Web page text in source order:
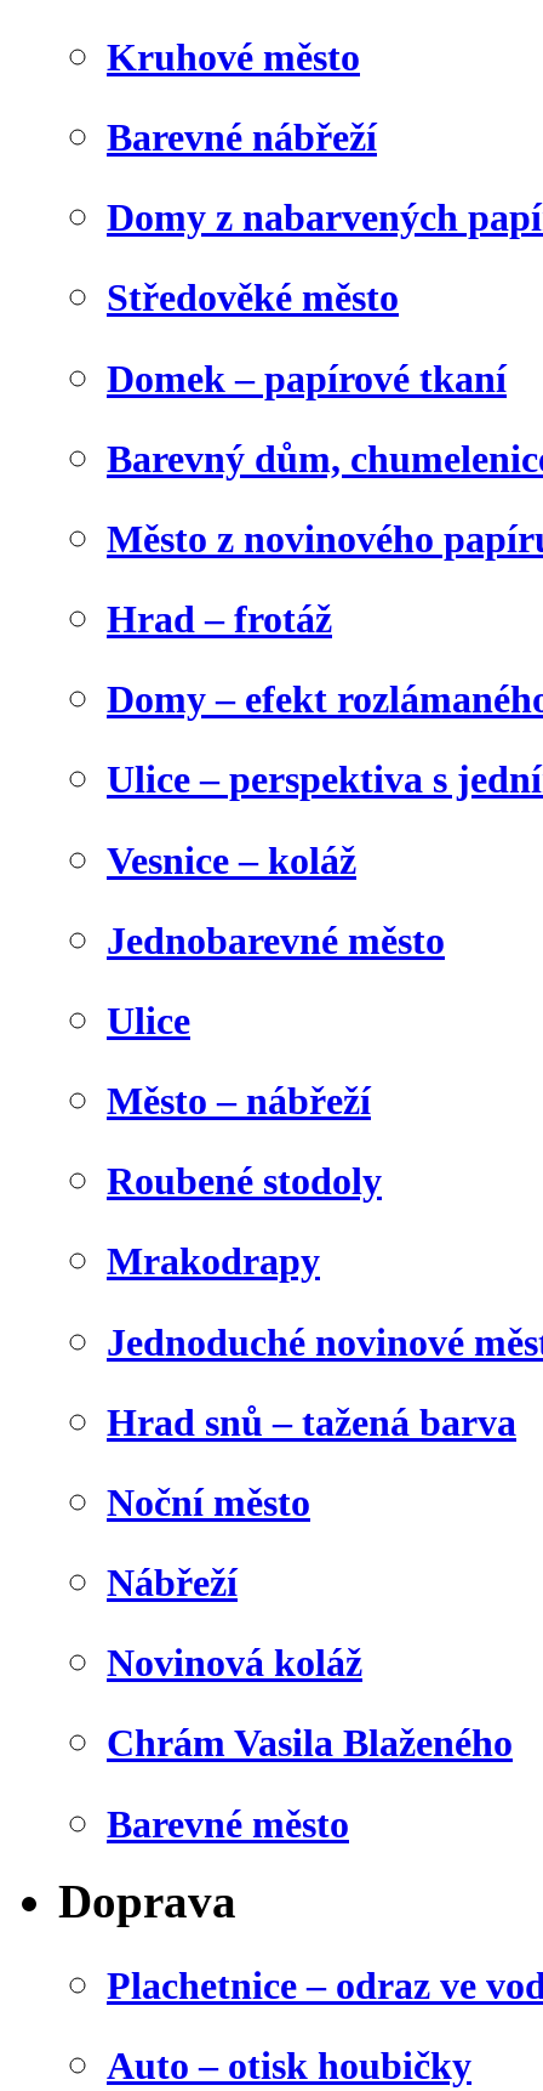
Kruhové město
Barevné nábřeží
Domy z nabarvených
Středověké město
Domek – papírové tkaní
Barevný dům,
Město z novinového
Hrad – frotáž
Domy – efekt
Ulice – perspektiva s
Vesnice – koláž
Jednobarevné město
Ulice
Město – nábřeží
Roubené stodoly
Mrakodrapy
Jednoduché novinové
Hrad snů – tažená barva
Noční město
Nábřeží
Novinová koláž
Chrám Vasila Blaženého
Barevné město
Doprava
Plachetnice – odraz ve
Auto – otisk houbičky